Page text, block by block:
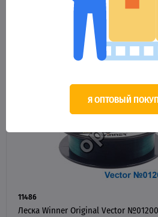
11486
Леска Winner Original Vector
Я ОПТОВЫЙ